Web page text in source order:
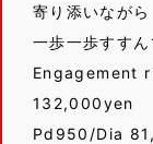
寄り添いなが
一歩一歩すす
Engagement
132,000yen
Pd950/Dia